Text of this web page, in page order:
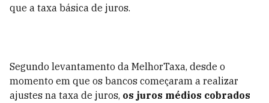
que a taxa básica de juros.
Segundo levantamento da MelhorTaxa, desde o
momento em que os bancos começaram a realizar
ajustes na taxa de juros, os juros médios cobrados